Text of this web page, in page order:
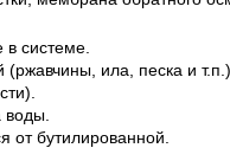
системе.
ила, песка и
воды.
от бутилированной.